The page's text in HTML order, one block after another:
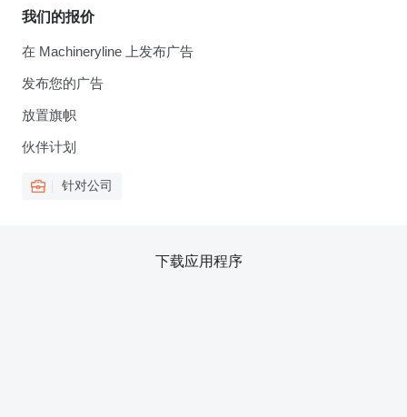
我们的报价
在 Machineryline 上发布广告
发布您的广告
放置旗帜
伙伴计划
针对公司
下载应用程序